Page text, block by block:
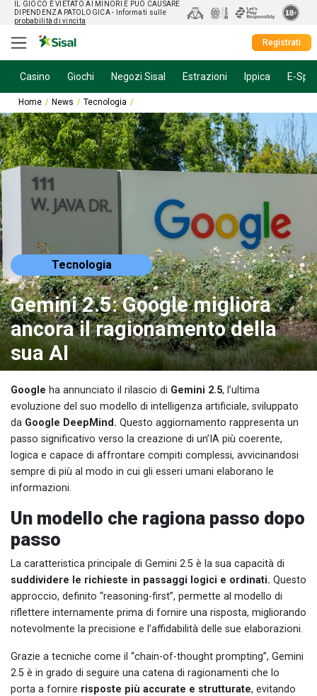
IL GIOCO È VIETATO AI MINORI E PUÒ CAUSARE
DIPENDENZA PATOLOGICA - Informati sulle
probabilità di vincita
Registrati
Casino Giochi Negozi Sisal Estrazioni Ippica E-
Home News Tecnologia
Tecnologia
Gemini 2.5: Google migliora
ancora il ragionamento della
sua AI
Google ha annunciato il rilascio di Gemini 2.5, l’ultima
evoluzione del suo modello di intelligenza artificiale, sviluppato
da Google DeepMind. Questo aggiornamento rappresenta un
passo significativo verso la creazione di un’IA più coerente,
logica e capace di affrontare compiti complessi, avvicinandosi
sempre di più al modo in cui gli esseri umani elaborano le
informazioni.
Un modello che ragiona passo dopo
passo
La caratteristica principale di Gemini 2.5 è la sua capacità di
suddividere le richieste in passaggi logici e ordinati. Questo
approccio, definito “reasoning-first”, permette al modello di
riflettere internamente prima di fornire una risposta, migliorando
notevolmente la precisione e l’affidabilità delle sue elaborazioni.
Grazie a tecniche come il “chain-of-thought prompting”, Gemini
2.5 è in grado di seguire una catena di ragionamenti che lo
porta a fornire risposte più accurate e strutturate, evitando